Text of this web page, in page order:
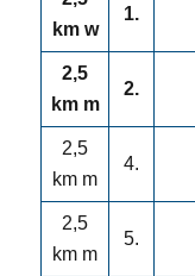
km w
1.
2,5
km m
2.
2,5
km m
4.
2,5
km m
5.